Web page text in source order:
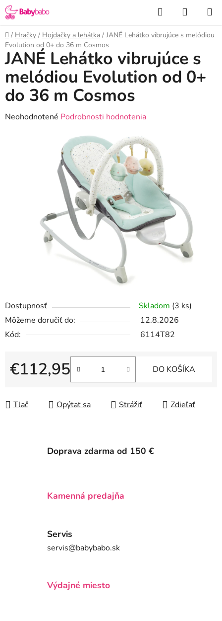
Prejsť
na
obsah
Hľadať
KOŠÍK
Domov
/ Hračky / Hojdačky a lehátka / JANÉ Lehátko vibrujúce s melódiou
Evolution od 0+ do 36 m Cosmos
Dostupnosť Skladom (3 ks)
Môžeme doručiť do:
12.8.2026
Kód:
6114T82
€112,95 DO KOŠÍKA
Tlač Opýtať sa Strážiť Zdieľať
JANÉ Lehátko vibrujúce s
melódiou Evolution od 0+
do 36 m Cosmos
Priemerné
Neohodnotené Podrobnosti hodnotenia
Doprava zdarma od 150 €
Kamenná predajňa
Servis
servis@babybabo.sk
Výdajné miesto